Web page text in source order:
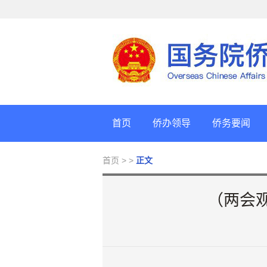
首页 侨办领导 侨务要闻
首页 > > 正文
（两